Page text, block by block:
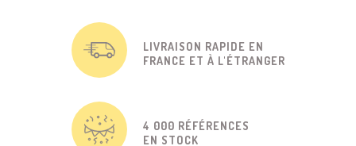
LIVRAISON RAPIDE EN
FRANCE ET À L'ÉTRANGER
4 000 RÉFÉRENCES
EN STOCK